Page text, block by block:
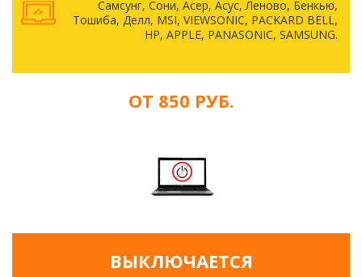
Самсунг, Сони, Асер, Асус, Леново, Бенкью,
Тошиба, Делл, MSI, VIEWSONIC, PACKARD BELL,
HP, APPLE, PANASONIC, SAMSUNG.
ОТ 850 РУБ.
ВЫКЛЮЧАЕТСЯ